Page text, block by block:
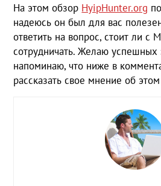
На этом обзор HyipHunter.org
надеюсь он был для вас
ответить на вопрос, стоит ли с
сотрудничать. Желаю успешных
напоминаю, что ниже в
рассказать свое мнение об